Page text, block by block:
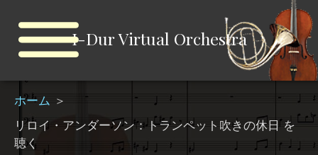
I-Dur Virtual Orchestra
ホーム ＞
リロイ・アンダーソン：トランペット吹きの休日 を
聴く